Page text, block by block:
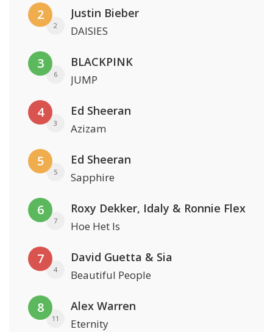
2
2
Justin Bieber
DAISIES
3
6
BLACKPINK
JUMP
4
3
Ed Sheeran
Azizam
5
5
Ed Sheeran
Sapphire
6
7
Roxy Dekker, Idaly & Ronnie Flex
Hoe Het Is
7
4
David Guetta & Sia
Beautiful People
8
11
Alex Warren
Eternity